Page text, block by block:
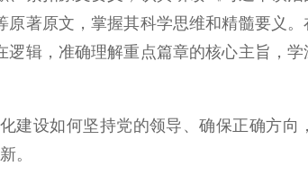
著原文，掌握其科学思维和精髓要义
辑，准确理解重点篇章的核心主旨，
设如何坚持党的领导、确保正确方向
。